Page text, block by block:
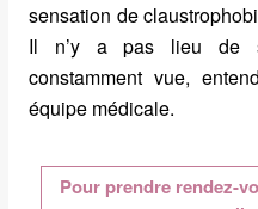
sensation de
Il n’y a pas lieu de
constamment vue,
équipe médicale.
Pour prendre rendez-